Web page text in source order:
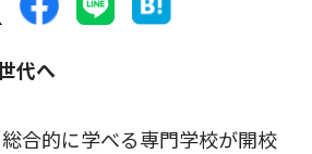
代へ
合的に学べる専門学校が開校